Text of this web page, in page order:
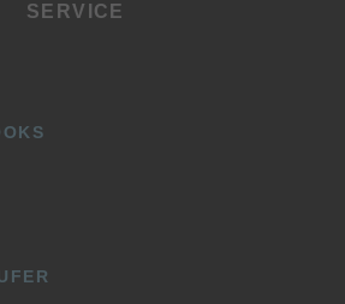
SERVICE